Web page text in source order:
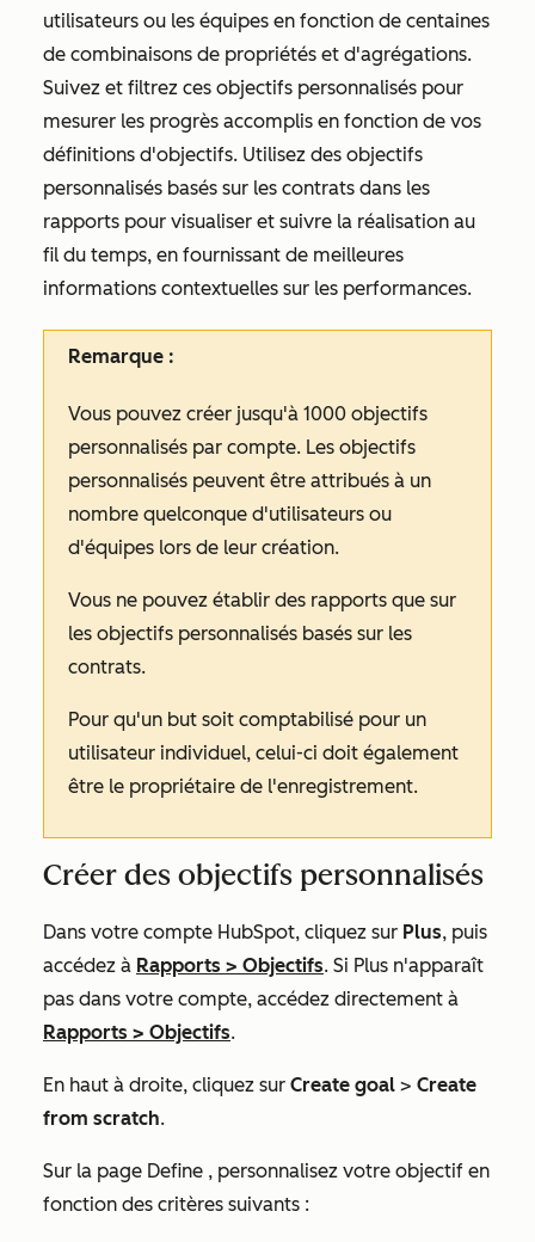
utilisateurs ou les équipes en fonction de centaines
de combinaisons de propriétés et d'agrégations.
Suivez et filtrez ces objectifs personnalisés pour
mesurer les progrès accomplis en fonction de vos
définitions d'objectifs. Utilisez des objectifs
personnalisés basés sur les contrats dans les
rapports pour visualiser et suivre la réalisation au
fil du temps, en fournissant de meilleures
informations contextuelles sur les performances.
Remarque :
Vous pouvez créer jusqu'à 1000 objectifs
personnalisés par compte. Les objectifs
personnalisés peuvent être attribués à un
nombre quelconque d'utilisateurs ou
d'équipes lors de leur création.
Vous ne pouvez établir des rapports que sur
les objectifs personnalisés basés sur les
contrats.
Pour qu'un but soit comptabilisé pour un
utilisateur individuel, celui-ci doit également
être le propriétaire de l'enregistrement.
Créer des objectifs personnalisés
Dans votre compte HubSpot, cliquez sur Plus, puis
accédez à Rapports > Objectifs. Si Plus n'apparaît
pas dans votre compte, accédez directement à
Rapports > Objectifs.
En haut à droite, cliquez sur Create goal > Create
from scratch.
Sur la page Define , personnalisez votre objectif en
fonction des critères suivants :